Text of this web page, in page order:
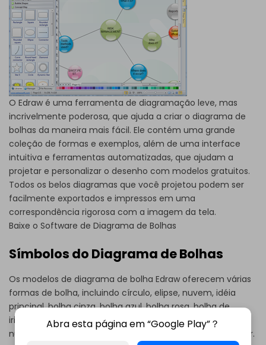
O Edraw é uma ferramenta de diagramação leve, mas
incrivelmente poderosa, que ajuda a criar o diagrama de
bolhas da maneira mais fácil. Ele contém uma grande
coleção de formas e exemplos, além de uma interface
intuitiva e ferramentas automatizadas, que ajudam a
projetar e personalizar o desenho com modelos gratuitos.
Todos os belos diagramas que você projetou podem ser
facilmente exportados e impressos em uma
correspondência rigorosa com a imagem da tela.
Baixe o Software de Diagrama de Bolhas
Símbolos do Diagrama de Bolhas
Os modelos de diagrama de bolha Edraw oferecem várias
formas de bolha, incluindo círculo, elipse, nuvem, idéia
principal, bolha cinza, bolha azul, bolha rosa, bolha de
iridescência, círculo de destaque, elipse de destaque,
nuvem de destaque, idéia principal de destaque, conector.
Abra esta página em “Google Play”？